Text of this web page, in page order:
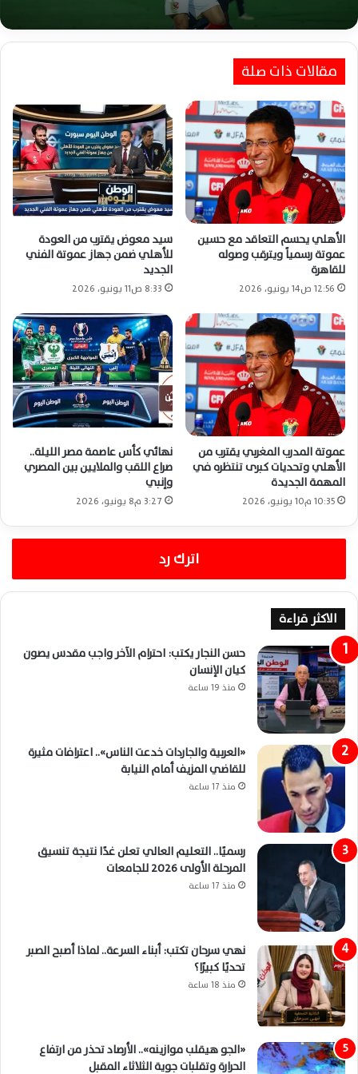
الأهلي يحسم موقف إمام عاشور ويترقب عرضًا
استثنائيًا قبل معسكر إسبانيا المرتقب
مقالات ذات صلة
الأهلي يحسم التعاقد مع حسين
عموتة رسمياً ويترقب وصوله
للقاهرة
12:56 ص14 يونيو، 2026
سيد معوض يقترب من العودة
للأهلي ضمن جهاز عموتة الفني
الجديد
8:33 ص11 يونيو، 2026
عموتة المدرب المغربي يقترب من
الأهلي وتحديات كبرى تنتظره في
المهمة الجديدة
10:35 م10 يونيو، 2026
نهائي كأس عاصمة مصر الليلة..
صراع اللقب والملايين بين المصري
وإنبي
3:27 م8 يونيو، 2026
اترك رد
الاكثر قراءة
حسن النجار يكتب: احترام الآخر واجب مقدس يصون
كيان الإنسان
منذ 19 ساعة
«العربية والجاردات خدعت الناس».. اعترافات مثيرة
للقاضي المزيف أمام النيابة
منذ 17 ساعة
رسميًا.. التعليم العالي تعلن غدًا نتيجة تنسيق
المرحلة الأولى 2026 للجامعات
منذ 17 ساعة
نهي سرحان تكتب: أبناء السرعة.. لماذا أصبح الصبر
تحديًا كبيرًا؟
منذ 18 ساعة
«الجو هيقلب موازينه».. الأرصاد تحذر من ارتفاع
الحرارة وتقلبات جوية الثلاثاء المقبل